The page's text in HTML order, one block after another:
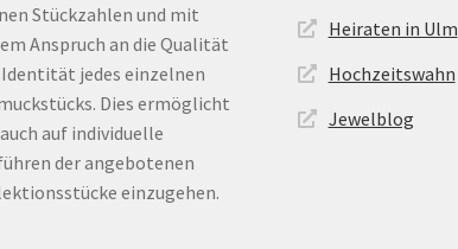
Stückzahlen und mit
Anspruch an die Qualität
jedes einzelnen
Dies ermöglicht
auf individuelle
der angebotenen
einzugehen.
Heiraten in Ulm
Hochzeitswahn
Jewelblog